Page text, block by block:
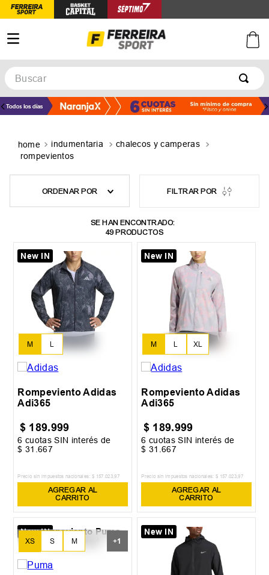
Buscar
indumentaria
chalecos y camperas
rompevientos
ORDENAR POR
49PRODUCTOS
New IN
M L
Rompeviento Adidas
Adi365
$ 189.999
6 cuotas SIN interés de
$ 31 .667
Precio sin impuestos nacionales: $ 157 023,97
AGREGAR AL
CARRITO
New IN
M L XL
Rompeviento Adidas
Adi365
$ 189.999
6 cuotas SIN interés de
$ 31 .667
Precio sin impuestos nacionales: $ 157 023,97
AGREGAR AL
CARRITO
New IN
XS S M
L
+1
New IN
TÉRMINOS MÁS BUSCADOS
2.
zapatillas
basquet
5. zapatillas adidas